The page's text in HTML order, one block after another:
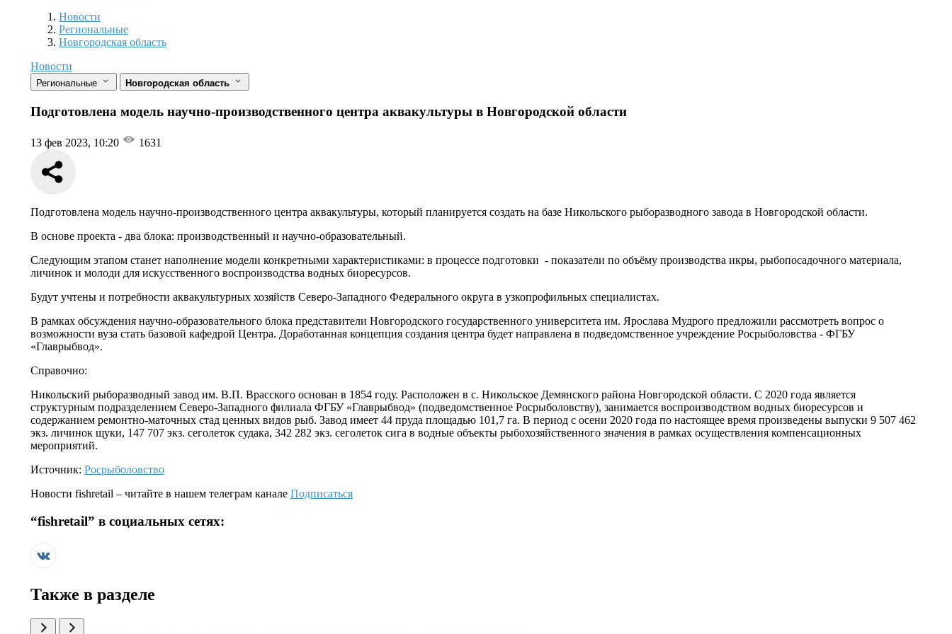
Новости
Разделы
Новости
Региональные
Новгородская область
Новости
Региональные Новгородская область
Подготовлена модель научно-производственного центра аквакультуры в Новгородской области
13 фев 2023, 10:20 1631
Подготовлена модель научно-производственного центра аквакультуры, который планируется создать на базе Никольского рыборазводного завода в Новгородской области.
В основе проекта - два блока: производственный и научно-образовательный.
Следующим этапом станет наполнение модели конкретными характеристиками: в процессе подготовки - показатели по объёму производства икры, рыбопосадочного материала,
личинок и молоди для искусственного воспроизводства водных биоресурсов.
Будут учтены и потребности аквакультурных хозяйств Северо-Западного Федерального округа в узкопрофильных специалистах.
В рамках обсуждения научно-образовательного блока представители Новгородского государственного университета им. Ярослава Мудрого предложили рассмотреть вопрос о
возможности вуза стать базовой кафедрой Центра. Доработанная концепция создания центра будет направлена в подведомственное учреждение Росрыболовства - ФГБУ
«Главрыбвод».
Справочно:
Никольский рыборазводный завод им. В.П. Врасского основан в 1854 году. Расположен в с. Никольское Демянского района Новгородской области. С 2020 года является
структурным подразделением Северо-Западного филиала ФГБУ «Главрыбвод» (подведомственное Росрыболовству), занимается воспроизводством водных биоресурсов и
содержанием ремонтно-маточных стад ценных видов рыб. Завод имеет 44 пруда площадью 101,7 га. В период с осени 2020 года по настоящее время произведены выпуски 9 507 462
экз. личинок щуки, 147 707 экз. сеголеток судака, 342 282 экз. сеголеток сига в водные объекты рыбохозяйственного значения в рамках осуществления компенсационных
мероприятий.
Источник: Росрыболовство
Новости fishretail – читайте в нашем телеграм канале Подписаться
“fishretail” в социальных сетях:
Также в разделе